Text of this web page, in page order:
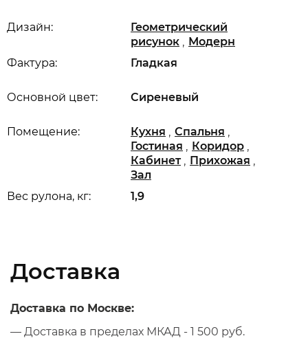
Вес рулона, кг: 1,9
Основной цвет: Сиреневый
Дизайн:
Геометрический
рисунок , Модерн
Помещение: Кухня , Спальня ,
Гостиная , Коридор ,
Кабинет , Прихожая ,
Зал
Фактура: Гладкая
Доставка
Доставка по Москве:
— Доставка в пределах МКАД - 1 500 руб.